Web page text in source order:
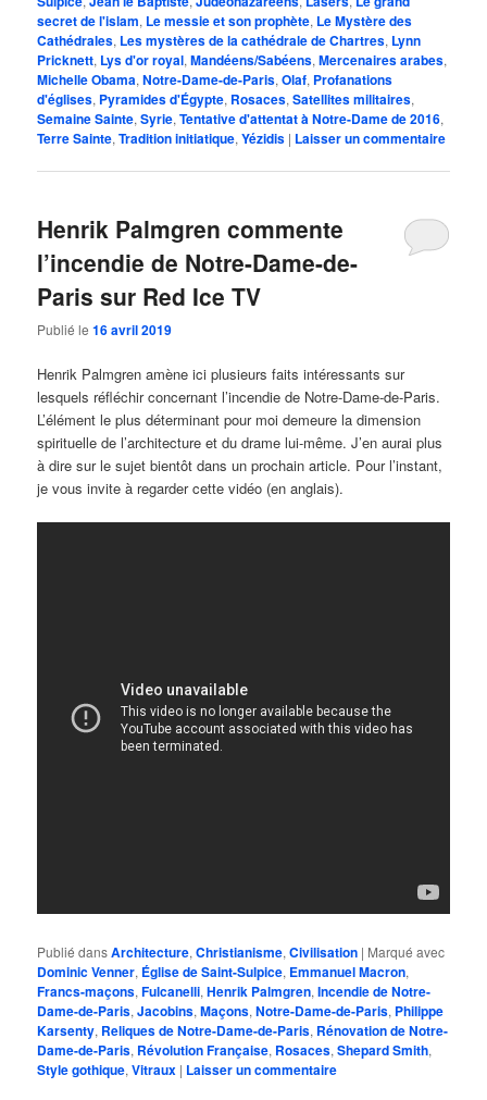
secret de l'islam, Le messie et son prophète, Le Mystère des
Cathédrales, Les mystères de la cathédrale de Chartres, Lynn
Pricknett, Lys d'or royal,Mandéens/Sabéens,Mercenaires arabes,
Michelle Obama,Notre-Dame-de-Paris,Olaf, Profanations
d'églises, Pyramides d'Égypte, Rosaces,Satellites militaires,
Semaine Sainte,Syrie,Tentative d'attentat à Notre-Dame de 2016,
Terre Sainte,Tradition initiatique,Yézidis | Laisser un commentaire
Henrik Palmgren commente
l’incendie de Notre-Dame-de-
Paris sur Red Ice TV
Publié le16 avril 2019
Henrik Palmgren amène ici plusieurs faits intéressants sur
lesquels réfléchir concernant l’incendie de Notre-Dame-de-Paris.
L’élément le plus déterminant pour moi demeure la dimension
spirituelle de l’architecture et du drame lui-même. J’en aurai plus
à dire sur le sujet bientôt dans un prochain article. Pour l’instant,
je vous invite à regarder cette vidéo (en anglais).
Publié dansArchitecture,Christianisme,Civilisation | Marqué avec
Dominic Venner, Église de Saint-Sulpice, Emmanuel Macron,
Francs-maçons,Fulcanelli,Henrik Palmgren,Incendie de Notre-
Dame-de-Paris,Jacobins,Maçons,Notre-Dame-de-Paris, Philippe
Karsenty, Reliques de Notre-Dame-de-Paris, Rénovation de Notre-
Dame-de-Paris, Révolution Française, Rosaces,Shepard Smith,
Style gothique,Vitraux | Laisser un commentaire